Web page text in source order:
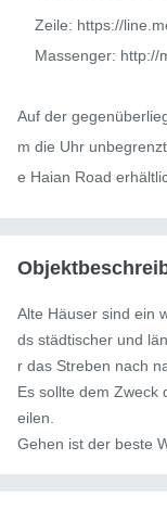
Auf der
m die Uhr
e Haian Road
Alte Häuser sind ein
ds städtischer und
r das Streben nach
Es sollte dem Zweck
eilen.
Gehen ist der beste